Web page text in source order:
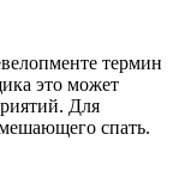
термин
это может
Для
спать.